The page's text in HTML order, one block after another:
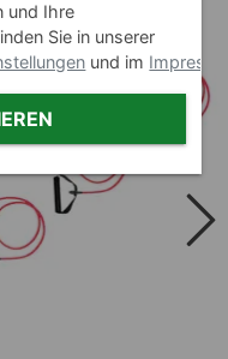
und Ihre
Sie in unserer
und im